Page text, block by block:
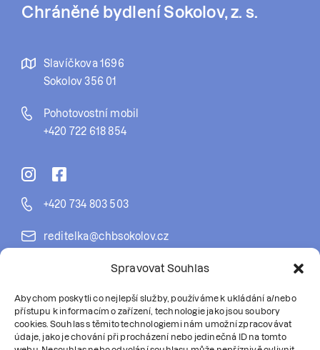
Spravovat Souhlas
Abychom poskytli co nejlepší služby, používáme k ukládání a/nebo
přístupu k informacím o zařízení, technologie jako jsou soubory
cookies. Souhlas s těmito technologiemi nám umožní zpracovávat
údaje, jako je chování při procházení nebo jedinečná ID na tomto
Chráněné bydlení Sokolov, z. s.
Slavíčkova 1696
Sokolov 356 01
Pohotovostní mobil
+420 722 618 854
+420 734 803 503
reditelka@chbsokolov.cz
Datová schránka: sts9dev
Dokumenty